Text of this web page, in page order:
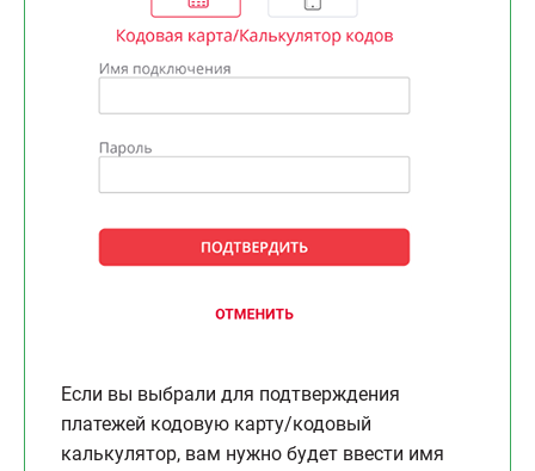
Если вы выбрали для подтверждения
платежей кодовую карту/кодовый
калькулятор, вам нужно будет ввести имя